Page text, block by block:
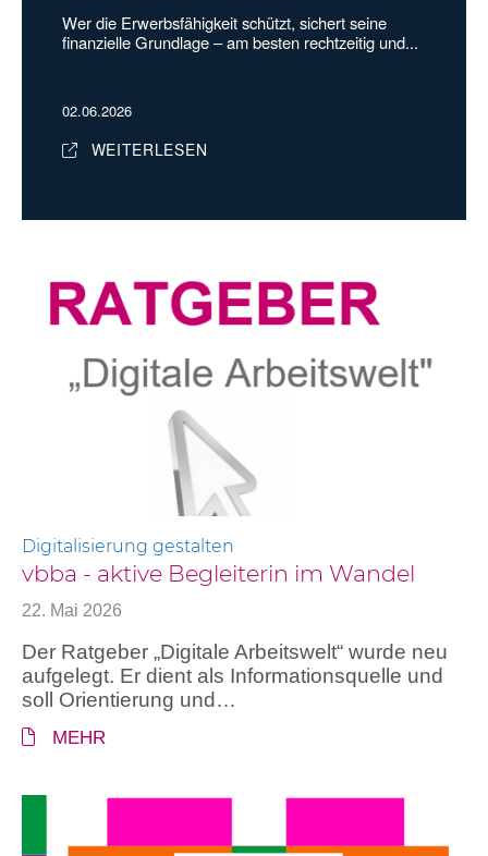
Wer die Erwerbsfähigkeit schützt, sichert seine
finanzielle Grundlage – am besten rechtzeitig und...
02.06.2026
WEITERLESEN
Digitalisierung gestalten
vbba - aktive Begleiterin im Wandel
22. Mai 2026
Der Ratgeber „Digitale Arbeitswelt“ wurde neu
aufgelegt. Er dient als Informationsquelle und
soll Orientierung und…
MEHR